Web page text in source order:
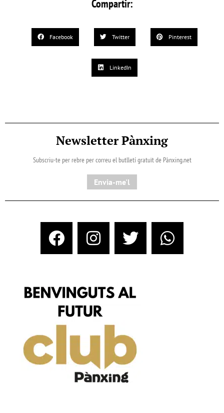
Compartir:
Facebook Twitter Pinterest
LinkedIn
Newsletter Pànxing
Subscriu-te per rebre per correu el butlletí gratuït de Pànxing.net​
Envia-me'l